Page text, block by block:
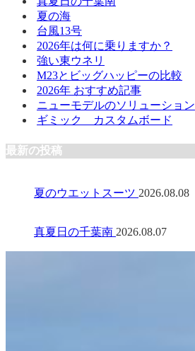
夏の海
台風13号
2026年は何に乗りますか？
強い東ウネリ
M23とビッグハッピーの比較
2026年 おすすめ記事
ニューモデルのソリューション
ギミック カスタムボード
最新の投稿
夏のウエットスーツ 2026.08.08
真夏日の千葉南 2026.08.07